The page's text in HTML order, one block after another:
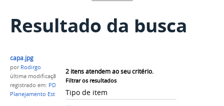
Resultado da busca
2 itens atendem ao seu critério.
Filtrar os resultados
Tipo de item
capa.jpg
por Rodirgo
última modificação
em 16/04/2019 17h32
registrado em: PDI IFAM,Planejamento IFAM
Planejamento Estratégico,Metas